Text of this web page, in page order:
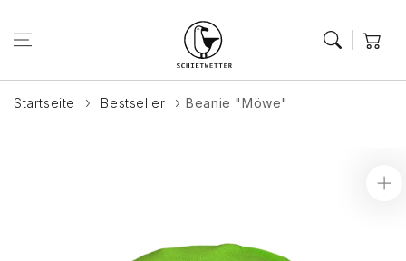
springen
Startseite Bestseller Beanie "Möwe"